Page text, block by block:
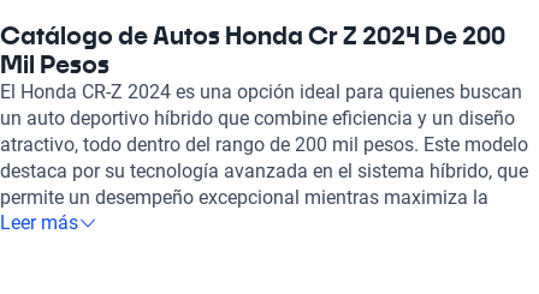
Catálogo de Autos Honda Cr Z 2024 De 200
Mil Pesos
El Honda CR-Z 2024 es una opción ideal para quienes buscan
un auto deportivo híbrido que combine eficiencia y un diseño
atractivo, todo dentro del rango de 200 mil pesos. Este modelo
destaca por su tecnología avanzada en el sistema híbrido, que
permite un desempeño excepcional mientras maximiza la
economía de combustible. Con un motor ágil y una transmisión
Leer más